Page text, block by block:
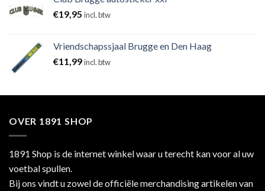
€19,95 incl. btw
Vriendschapssjaal Brugge en Den Haag
€11,99incl. btw
OVER 1891 SHOP
1891 Shop is de internet winkel waar u terecht kan voor al uw
voetbal spullen.
Bij ons vindt u zowel de officiële merchandising artikelen van